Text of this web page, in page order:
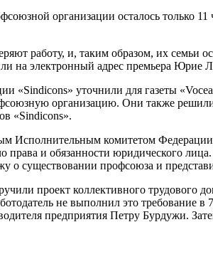
организации осталось только
рабо­ту, и, таким образом, их семьи
на электрон­ный адрес премьера Юрие
«Sindicons» уточнили для газеты
организацию. Они также
«Sindicons».
Испол­нительным комитетом
права и обязанности юриди­ческого
о существовании профсоюза и
про­ект коллективного трудового
не выполнил это требование
пред­приятия Петру Бурдужи.